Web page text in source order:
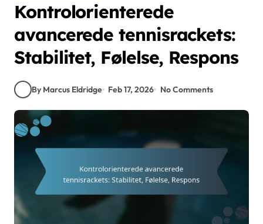
Kontrolorienterede
avancerede tennisrackets:
Stabilitet, Følelse, Respons
By Marcus Eldridge Feb 17, 2026 No Comments